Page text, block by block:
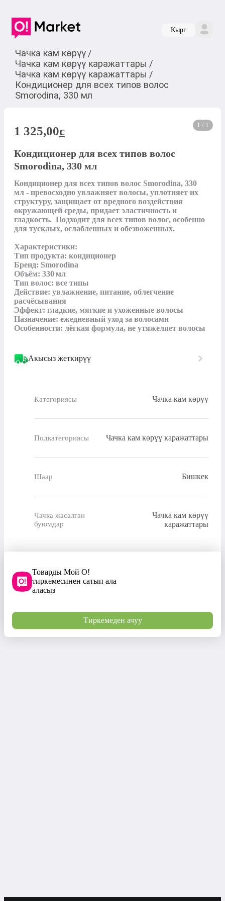
Кырг
Чачка кам көрүү /
Чачка кам көрүү каражаттары /
Чачка кам көрүү каражаттары /
Кондиционер для всех типов волос
Smorodina, 330 мл
1 / 1
1 325,00c
Кондиционер для всех типов волос
Smorodina, 330 мл
Кондиционер для всех типов волос Smorodina, 330
мл - превосходно увлажняет волосы, уплотняет их
структуру, защищает от вредного воздействия
окружающей среды, придает эластичность и
гладкость.  Подходит для всех типов волос, особенно
для тусклых, ослабленных и обезвоженных.
Характеристики:
Тип продукта: кондиционер
Бренд: Smorodina
Объём: 330 мл
Тип волос: все типы
Действие: увлажнение, питание, облегчение
расчёсывания
Эффект: гладкие, мягкие и ухоженные волосы
Назначение: ежедневный уход за волосами
Особенности: лёгкая формула, не утяжеляет волосы
Акысыз жеткирүү
Категориясы Чачка кам көрүү
Подкатегориясы Чачка кам көрүү каражаттары
Шаар Бишкек
Чачка жасалган
буюмдар
Чачка кам көрүү
каражаттары
Товарды Мой О!
тиркемесинен сатып ала
аласыз
Тиркемеден ачуу